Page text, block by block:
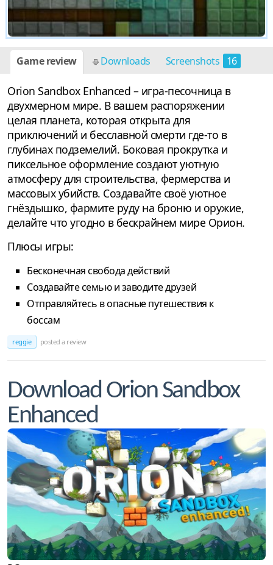
Game review Downloads Screenshots 16
Orion Sandbox Enhanced – игра-песочница в
двухмерном мире. В вашем распоряжении
целая планета, которая открыта для
приключений и бесславной смерти где-то в
глубинах подземелий. Боковая прокрутка и
пиксельное оформление создают уютную
атмосферу для строительства, фермерства и
массовых убийств. Создавайте своё уютное
гнёздышко, фармите руду на броню и оружие,
делайте что угодно в бескрайнем мире Орион.
Плюсы игры:
Бесконечная свобода действий
Создавайте семью и заводите друзей
Отправляйтесь в опасные путешествия к
боссам
reggie posted a review
Download Orion Sandbox
Enhanced